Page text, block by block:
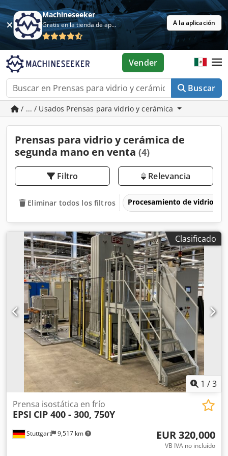
Machineseeker
Gratis en la tienda de aplicaciones A la aplicación
Buscar
Vender
/ ... / Usados Prensas para vidrio y cerámica
Prensas para vidrio y cerámica de
segunda mano en venta (4)
Filtro Relevancia
Eliminar todos los filtros Procesamiento de vidrio y
Clasificado
1 /3
Stuttgart 9,517 km
Prensa isostática en frío
EPSI CIP 400 - 300, 750Y
EUR 320,000
VB IVA no incluído